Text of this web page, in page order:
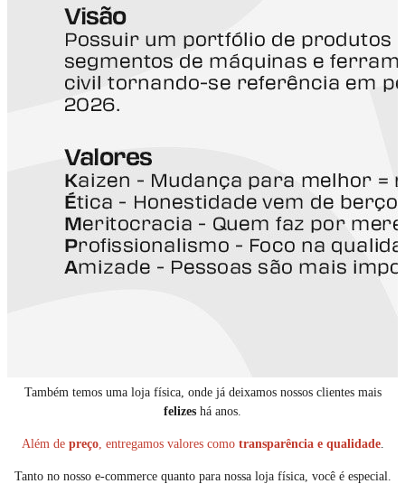
Também temos uma loja física, onde já deixamos nossos clientes mais
felizes há anos.
Além de preço, entregamos valores como transparência e qualidade.
Tanto no nosso e-commerce quanto para nossa loja física, você é especial.